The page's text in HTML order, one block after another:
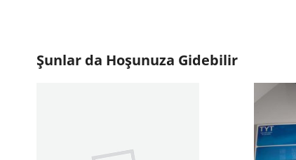
Şunlar da Hoşunuza Gidebilir